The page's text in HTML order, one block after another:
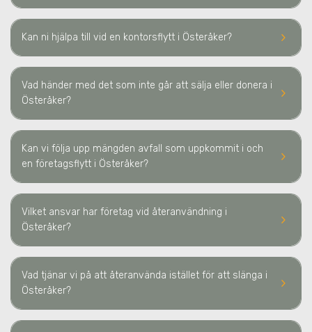
keyboard_arrow_right
Kan ni hjälpa till vid en kontorsflytt i Österåker?
keyboard_arrow_right
Vad händer med det som inte går att sälja eller donera i
Österåker?
keyboard_arrow_right
Kan vi följa upp mängden avfall som uppkommit i och
en företagsflytt i Österåker?
keyboard_arrow_right
Vilket ansvar har företag vid återanvändning i
Österåker?
keyboard_arrow_right
Vad tjänar vi på att återanvända istället för att slänga i
Österåker?